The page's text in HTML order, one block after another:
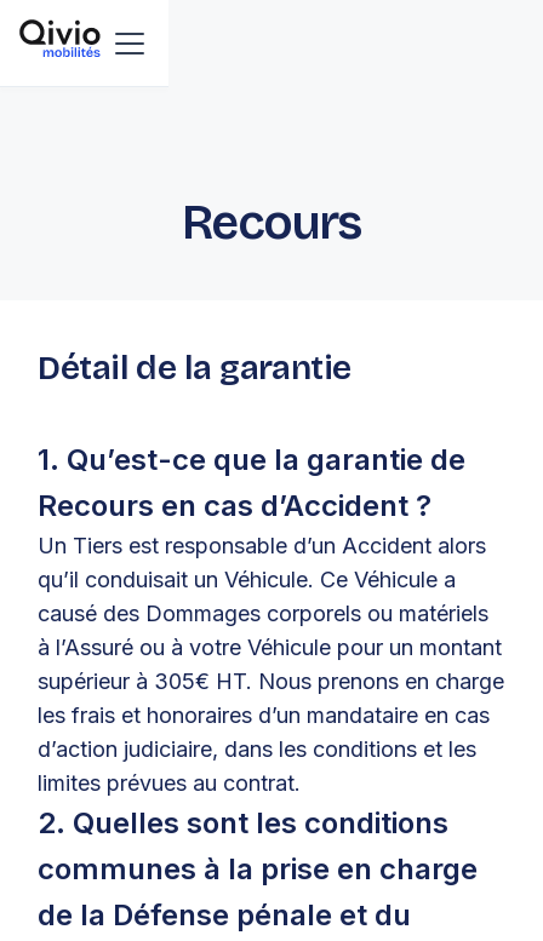
Recours
Détail de la garantie
1. Qu’est-ce que la garantie de
Recours en cas d’Accident ?
Un Tiers est responsable d’un Accident alors
qu’il conduisait un Véhicule. Ce Véhicule a
causé des Dommages corporels ou matériels
à l’Assuré ou à votre Véhicule pour un montant
supérieur à 305€ HT. Nous prenons en charge
les frais et honoraires d’un mandataire en cas
d’action judiciaire, dans les conditions et les
limites prévues au contrat.
2. Quelles sont les conditions
communes à la prise en charge
de la Défense pénale et du